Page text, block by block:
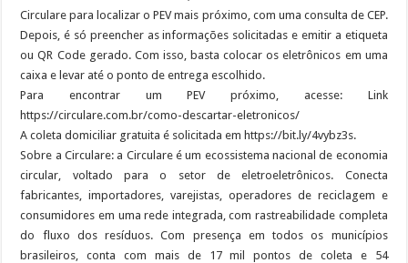
Circulare para localizar o PEV mais próximo, com uma consulta de CEP.
Depois, é só preencher as informações solicitadas e emitir a etiqueta
ou QR Code gerado. Com isso, basta colocar os eletrônicos em uma
caixa e levar até o ponto de entrega escolhido.
Para encontrar um PEV próximo, acesse: Link
https://circulare.com.br/como-descartar-eletronicos/
A coleta domiciliar gratuita é solicitada em https://bit.ly/4vybz3s.
Sobre a Circulare: a Circulare é um ecossistema nacional de economia
circular, voltado para o setor de eletroeletrônicos. Conecta
fabricantes, importadores, varejistas, operadores de reciclagem e
consumidores em uma rede integrada, com rastreabilidade completa
do fluxo dos resíduos. Com presença em todos os municípios
brasileiros, conta com mais de 17 mil pontos de coleta e 54